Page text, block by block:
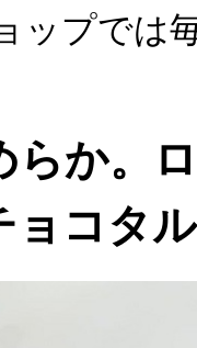
ップでは
らか。
ョコタ